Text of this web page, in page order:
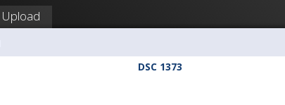
Upload
DSC 1373